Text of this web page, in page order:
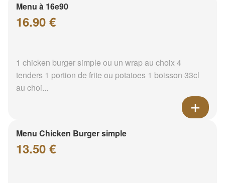
Menu à 16e90
16.90 €
1 chicken burger simple ou un wrap au choix 4
tenders 1 portion de frite ou potatoes 1 boisson 33cl
au choi...
Menu Chicken Burger simple
13.50 €